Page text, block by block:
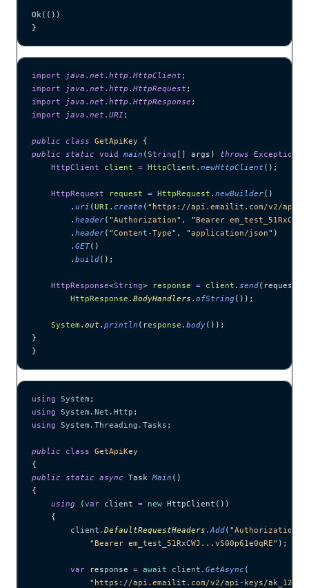
Ok(())
}
import java . net . http . HttpClient ;
import java . net . http . HttpRequest ;
import java . net . http . HttpResponse ;
import java . net . URI;
public class GetApiKey {
public static void main (String [] args ) throws Exception
    HttpClient
client = HttpClient . newHttpClient () ;
    HttpRequest
request = HttpRequest . newBuilder()
        .
uri (URI . create ( " https://api.emailit.com/v2/api-
        .
header( "Authorization" , "Bearer
        .
header( "Content-Type" , "application/json" )
        .
GET()
        .
build() ;
    HttpResponse
<String> response = client . send( request,
        HttpResponse
. BodyHandlers . ofString ()) ;
    System
. out . println ( response . body()) ;
}
}
using System ;
using System . Net . Http ;
using System . Threading . Tasks ;
public class GetApiKey
{
public static async Task Main ()
{
    using
(var client = new HttpClient())
    {
        client
. DefaultRequestHeaders .Add( "Authorization
            "
Bearer em_test_51RxCWJ...vS00p61e0qRE" );
        var
response = await client . GetAsync (
            "
https://api.emailit.com/v2/api-keys/